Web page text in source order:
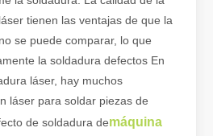
tienen las ventajas de que la
se puede comparar, lo que
la soldadura defectos En
láser, hay muchos
láser para soldar piezas de
de soldadura demáquina